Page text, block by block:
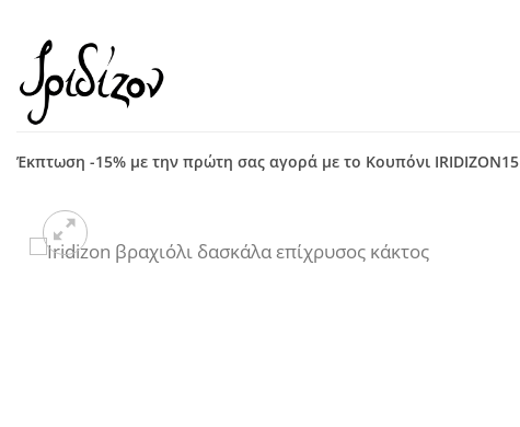
περιεχόμενο
Έκπτωση -15% με την πρώτη σας αγορά με το Κουπόνι IRIDIZON15